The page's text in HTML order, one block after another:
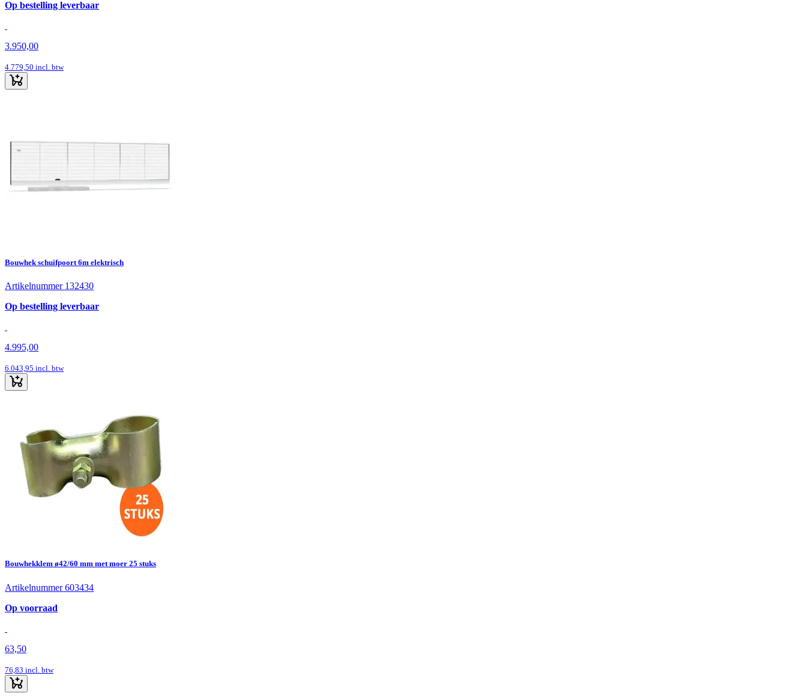
Op bestelling leverbaar
3.950,00
4.779,50 incl. btw
Bouwhek schuifpoort 6m elektrisch
Artikelnummer 132430
Op bestelling leverbaar
4.995,00
6.043,95 incl. btw
Bouwhekklem ø42/60 mm met moer 25 stuks
Artikelnummer 603434
Op voorraad
63,50
76,83 incl. btw